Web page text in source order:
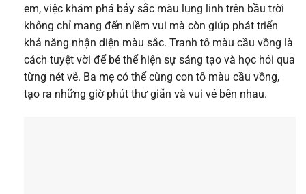
em, việc khám phá bảy sắc màu lung linh trên bầu trời
không chỉ mang đến niềm vui mà còn giúp phát triển
khả năng nhận diện màu sắc. Tranh tô màu cầu vồng là
cách tuyệt vời để bé thể hiện sự sáng tạo và học hỏi qua
từng nét vẽ. Ba mẹ có thể cùng con tô màu cầu vồng,
tạo ra những giờ phút thư giãn và vui vẻ bên nhau.